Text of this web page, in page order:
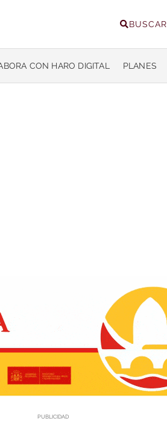
BUSCAR
CON HARO DIGITAL PLANES
PUBLICIDAD